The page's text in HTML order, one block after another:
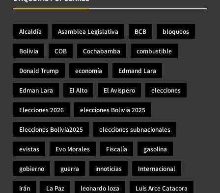
Alcaldía Asamblea Legislativa BCB bloqueos
Bolivia COB Cochabamba combustible
Donald Trump economía Edmand Lara
Edman Lara El Alto El Avispero elecciones
Elecciones 2026 elecciones Bolivia 2025
Elecciones Bolivia2025 elecciones subnacionales
evistas Evo Morales Fiscalía gasolina
gobierno guerra innoticias Internacional
irán La Paz leonardo loza Luis Arce Catacora